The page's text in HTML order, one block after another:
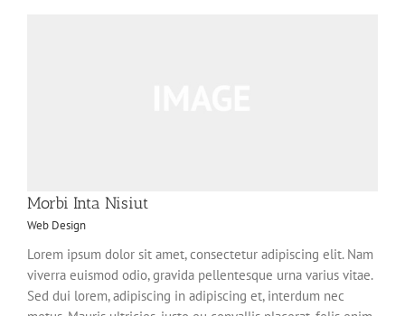
Morbi Inta Nisiut
Web Design
Lorem ipsum dolor sit amet, consectetur adipiscing elit. Nam
viverra euismod odio, gravida pellentesque urna varius vitae.
Sed dui lorem, adipiscing in adipiscing et, interdum nec